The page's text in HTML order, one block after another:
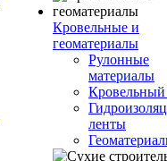
Кровельные и
геоматериалы
Рулонные
материалы
ленты